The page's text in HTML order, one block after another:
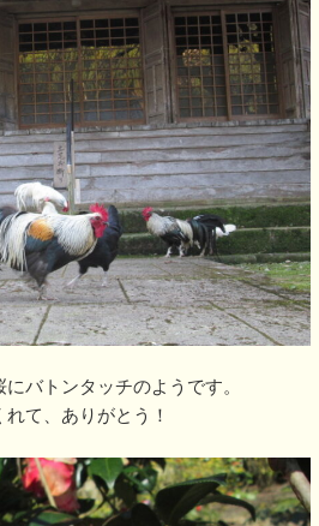
バトンタッチのようです。
て、ありがとう！